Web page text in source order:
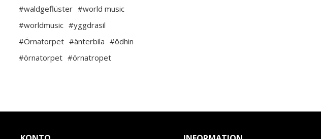
#waldgeflüster #world music
#worldmusic #yggdrasil
#Örnatorpet #änterbila #ödhin
#örnatorpet #örnatropet